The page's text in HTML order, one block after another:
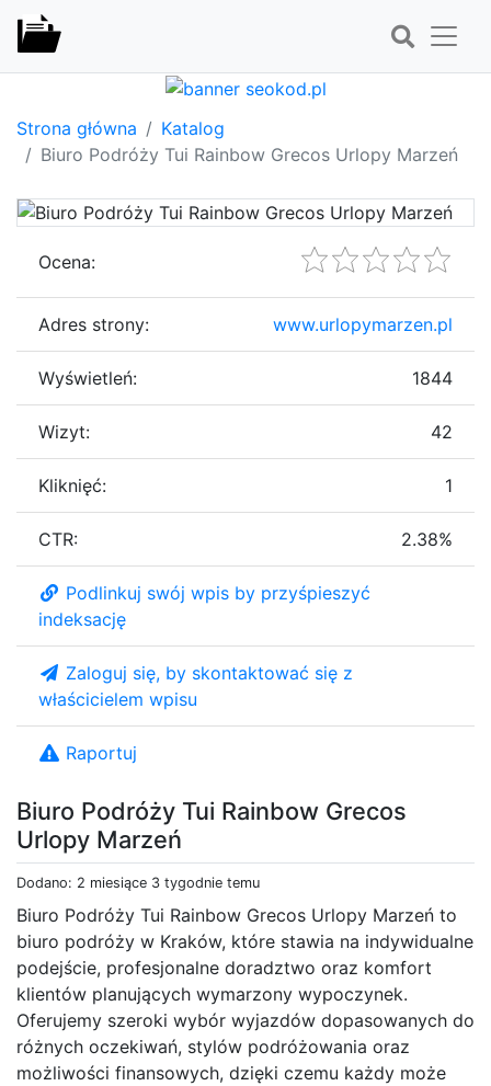
Strona główna
Katalog
Biuro Podróży Tui Rainbow Grecos Urlopy Marzeń
Biuro Podróży Tui Rainbow Grecos
Urlopy Marzeń
Dodano: 2 miesiące 3 tygodnie temu
Biuro Podróży Tui Rainbow Grecos Urlopy Marzeń to
biuro podróży w Kraków, które stawia na indywidualne
podejście, profesjonalne doradztwo oraz komfort
klientów planujących wymarzony wypoczynek.
Oferujemy szeroki wybór wyjazdów dopasowanych do
różnych oczekiwań, stylów podróżowania oraz
możliwości finansowych, dzięki czemu każdy może
Ocena:
Adres strony: www.urlopymarzen.pl
Wyświetleń: 1844
Wizyt: 42
Kliknięć: 1
CTR: 2.38%
Podlinkuj swój wpis by przyśpieszyć
indeksację
Zaloguj się, by skontaktować się z
właścicielem wpisu
Raportuj